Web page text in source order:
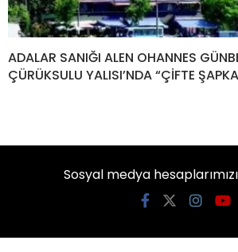
ADALAR SANIĞI ALEN OHANNES
ÇÜRÜKSULU YALISI’NDA “ÇİFTE
Sosyal medya